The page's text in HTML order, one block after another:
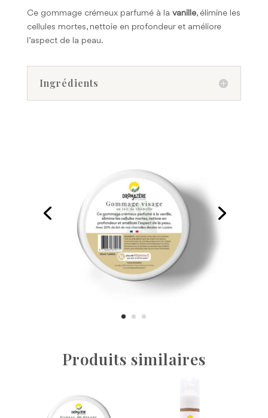
Ce gommage crémeux parfumé à la vanille, élimine les
cellules mortes, nettoie en profondeur et améliore
l’aspect de la peau.
Ingrédients
Produits similaires